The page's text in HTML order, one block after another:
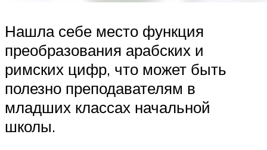
Нашла себе место функция
преобразования арабских и
римских цифр, что может быть
полезно преподавателям в
младших классах начальной
школы.